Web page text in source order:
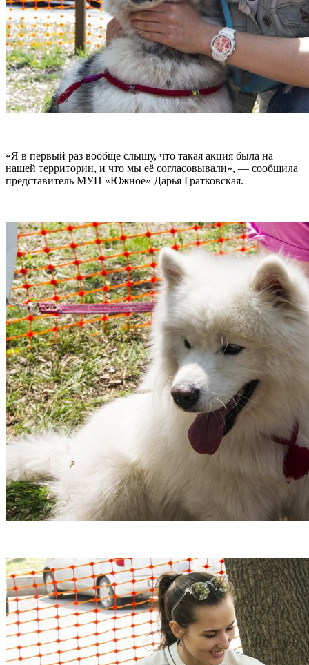
«Я в первый раз вообще слышу, что такая акция была на
нашей территории, и что мы её согласовывали», — сообщила
представитель МУП «Южное» Дарья Гратковская.